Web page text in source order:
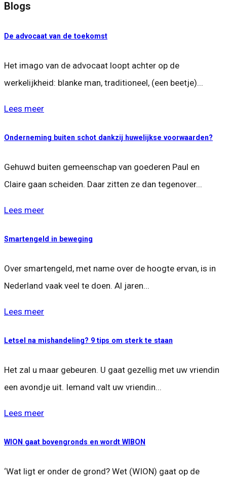
Blogs
De advocaat van de toekomst
Het imago van de advocaat loopt achter op de
werkelijkheid: blanke man, traditioneel, (een beetje)...
Lees meer
Onderneming buiten schot dankzij huwelijkse voorwaarden?
Gehuwd buiten gemeenschap van goederen Paul en
Claire gaan scheiden. Daar zitten ze dan tegenover...
Lees meer
Smartengeld in beweging
Over smartengeld, met name over de hoogte ervan, is in
Nederland vaak veel te doen. Al jaren...
Lees meer
Letsel na mishandeling? 9 tips om sterk te staan
Het zal u maar gebeuren. U gaat gezellig met uw vriendin
een avondje uit. Iemand valt uw vriendin...
Lees meer
WION gaat bovengronds en wordt WIBON
‘Wat ligt er onder de grond? Wet (WION) gaat op de